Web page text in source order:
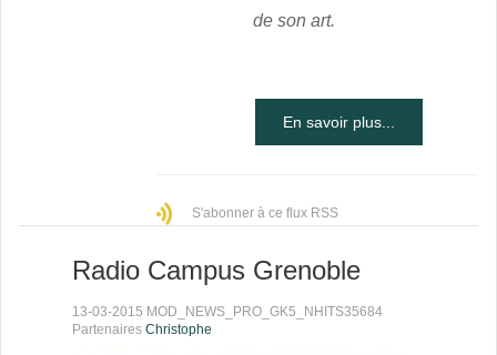
de son art.
En savoir plus...
S'abonner à ce flux RSS
Radio Campus Grenoble
13-03-2015 MOD_NEWS_PRO_GK5_NHITS35684
Partenaires Christophe